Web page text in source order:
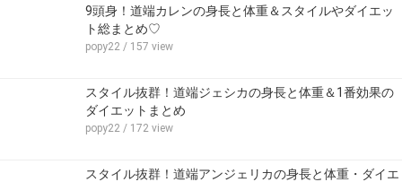
9頭身！道端カレンの身長と体重＆スタイルやダイエッ
ト総まとめ♡
popy22 / 157 view
スタイル抜群！道端ジェシカの身長と体重＆1番効果の
ダイエットまとめ
popy22 / 172 view
スタイル抜群！道端アンジェリカの身長と体重・ダイエ